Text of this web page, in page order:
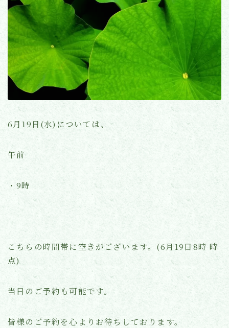
医師紹介
はじめての方へ
ご予約はこちらから
よくあるご質問
お知らせ(ブログ)
6月19日(水)については、
午前
・9時
こちらの時間帯に空きがございます。(6月19日8時 時
点)
当日のご予約も可能です。
皆様のご予約を心よりお待ちしております。